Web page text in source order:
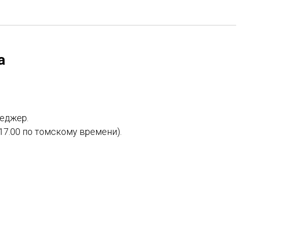
по томскому времени).